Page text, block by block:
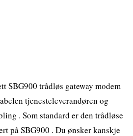
SBG900 trådløs gateway modem
tjenesteleverandøren og
. Som standard er den trådløse
på SBG900 . Du ønsker kanskje